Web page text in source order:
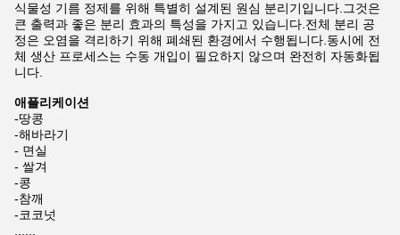
식물성 기름 정제를 위해 특별히 설계된 원심 분리기입니다.그것은
큰 출력과 좋은 분리 효과의 특성을 가지고 있습니다.전체 분리 공
정은 오염을 격리하기 위해 폐쇄된 환경에서 수행됩니다.동시에 전
체 생산 프로세스는 수동 개입이 필요하지 않으며 완전히 자동화됩
니다.
애플리케이션
-땅콩
-해바라기
- 면실
- 쌀겨
-콩
-참깨
-코코넛